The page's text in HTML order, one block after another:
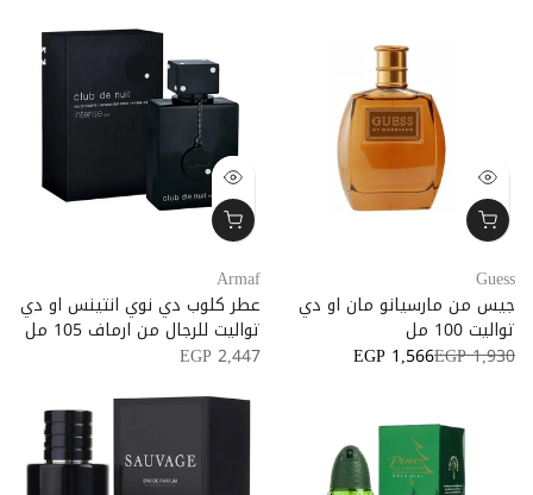
Guess
جيس من مارسيانو مان او دي
تواليت 100 مل
EGP 1,930
EGP 1,566
Armaf
عطر كلوب دي نوي انتينس او ​​دي
تواليت للرجال من ارماف 105 مل
EGP 2,447